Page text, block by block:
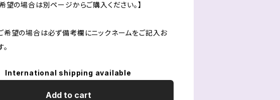
希望の場合は別ページからご購入ください。】
希望の場合は必ず備考欄にニックネームをご記入お
International shipping available
Add to cart